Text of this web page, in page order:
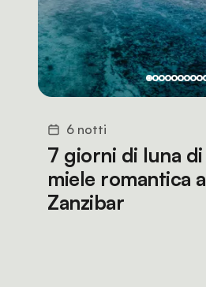
6 notti
7 giorni di luna di
miele romantica a
Zanzibar